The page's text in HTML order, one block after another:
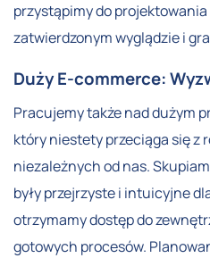
przystąpimy do
zatwierdzonym wyglądzie i
Duży E-commerce:
Pracujemy także nad dużym
który niestety przeciąga się z
niezależnych od nas.
były przejrzyste i intuicyjne
otrzymamy dostęp do
gotowych procesów.